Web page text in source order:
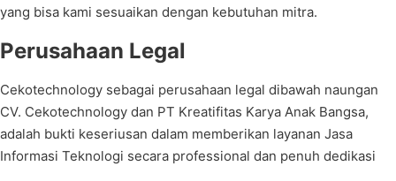
yang bisa kami sesuaikan dengan kebutuhan mitra.
Perusahaan Legal
Cekotechnology sebagai perusahaan legal dibawah naungan
CV. Cekotechnology dan PT Kreatifitas Karya Anak Bangsa,
adalah bukti keseriusan dalam memberikan layanan Jasa
Informasi Teknologi secara professional dan penuh dedikasi